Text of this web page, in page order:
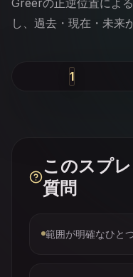
Greerの正逆位置によ
し、過去・現在・未来
1
過去
このスプ
質問
範囲が明確なひと